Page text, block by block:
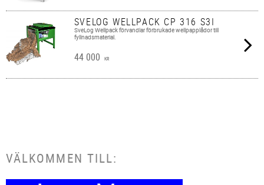
SVELOG WELLPACK CP 316 S3I
SveLog Wellpack förvandlar förbrukade wellpapplådor till
fyllnadsmaterial.
44 000 KR
VÄLKOMMEN TILL: